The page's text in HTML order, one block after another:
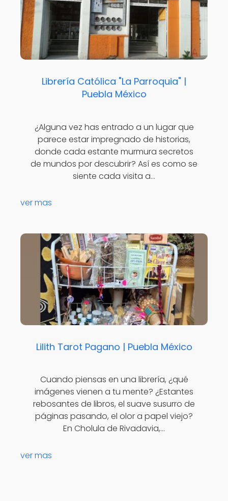
Librería Católica "La Parroquia" |
Puebla México
¿Alguna vez has entrado a un lugar que
parece estar impregnado de historias,
donde cada estante murmura secretos
de mundos por descubrir? Así es como se
siente cada visita a…
ver mas
Lilith Tarot Pagano | Puebla México
Cuando piensas en una librería, ¿qué
imágenes vienen a tu mente? ¿Estantes
rebosantes de libros, el suave susurro de
páginas pasando, el olor a papel viejo?
En Cholula de Rivadavia,…
ver mas